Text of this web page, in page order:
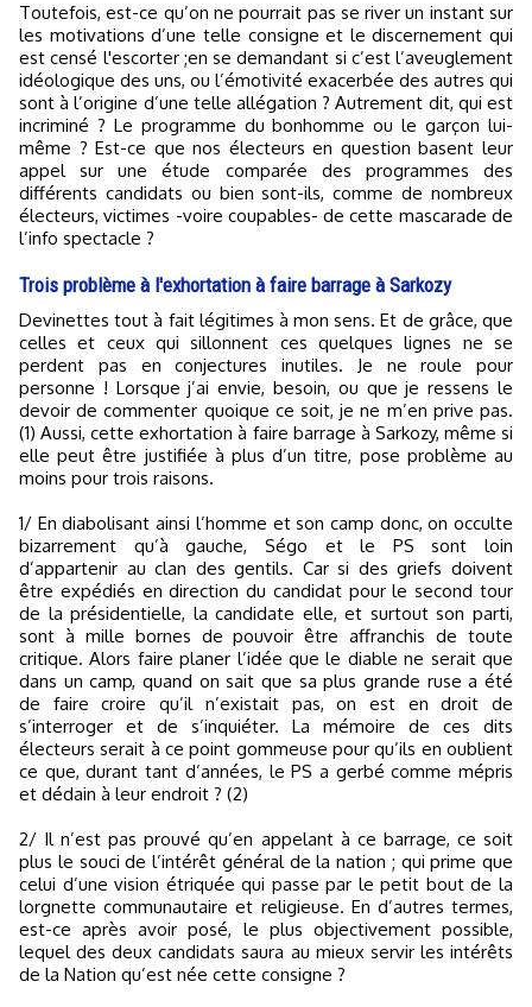
Toutefois, est-ce qu’on ne pourrait pas se river un instant sur
les motivations d’une telle consigne et le discernement qui
est censé l'escorter ;en se demandant si c’est l’aveuglement
idéologique des uns, ou l’émotivité exacerbée des autres qui
sont à l’origine d’une telle allégation ? Autrement dit, qui est
incriminé ? Le programme du bonhomme ou le garçon lui-
même ? Est-ce que nos électeurs en question basent leur
appel sur une étude comparée des programmes des
différents candidats ou bien sont-ils, comme de nombreux
électeurs, victimes -voire coupables- de cette mascarade de
l’info spectacle ?
Trois problème à l'exhortation à faire barrage à Sarkozy
Devinettes tout à fait légitimes à mon sens. Et de grâce, que
celles et ceux qui sillonnent ces quelques lignes ne se
perdent pas en conjectures inutiles. Je ne roule pour
personne ! Lorsque j’ai envie, besoin, ou que je ressens le
devoir de commenter quoique ce soit, je ne m’en prive pas.
(1) Aussi, cette exhortation à faire barrage à Sarkozy, même si
elle peut être justifiée à plus d’un titre, pose problème au
moins pour trois raisons.
1/ En diabolisant ainsi l’homme et son camp donc, on occulte
bizarrement qu’à gauche, Ségo et le PS sont loin
d’appartenir au clan des gentils. Car si des griefs doivent
être expédiés en direction du candidat pour le second tour
de la présidentielle, la candidate elle, et surtout son parti,
sont à mille bornes de pouvoir être affranchis de toute
critique. Alors faire planer l’idée que le diable ne serait que
dans un camp, quand on sait que sa plus grande ruse a été
de faire croire qu’il n’existait pas, on est en droit de
s’interroger et de s’inquiéter. La mémoire de ces dits
électeurs serait à ce point gommeuse pour qu’ils en oublient
ce que, durant tant d’années, le PS a gerbé comme mépris
et dédain à leur endroit ? (2)
2/ Il n’est pas prouvé qu’en appelant à ce barrage, ce soit
plus le souci de l’intérêt général de la nation ; qui prime que
celui d’une vision étriquée qui passe par le petit bout de la
lorgnette communautaire et religieuse. En d’autres termes,
est-ce après avoir posé, le plus objectivement possible,
lequel des deux candidats saura au mieux servir les intérêts
de la Nation qu’est née cette consigne ?